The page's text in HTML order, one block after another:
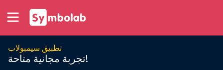
تطبيق سيمبولاب
تجربة مجانية متاحة!